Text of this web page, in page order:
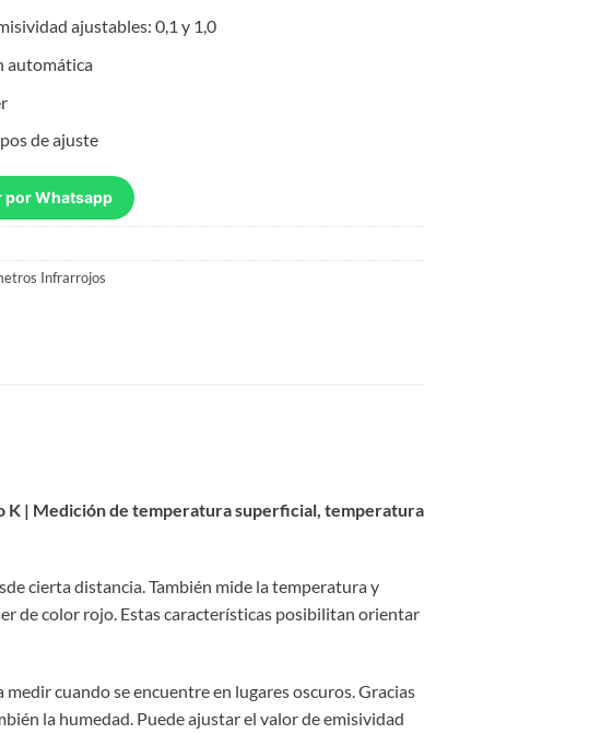
ajustables: 0,1 y 1,0
automática
de ajuste
por Whatsapp
Infrarrojos
K | Medición de temperatura superficial, temperatura
cierta distancia. También mide la temperatura y
de color rojo. Estas características posibilitan orientar
cuando se encuentre en lugares oscuros. Gracias
la humedad. Puede ajustar el valor de emisividad